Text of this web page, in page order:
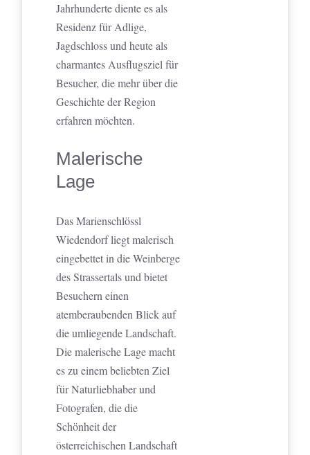
Jahrhunderte diente es als
Residenz für Adlige,
Jagdschloss und heute als
charmantes Ausflugsziel für
Besucher, die mehr über die
Geschichte der Region
erfahren möchten.
Malerische
Lage
Das Marienschlössl
Wiedendorf liegt malerisch
eingebettet in die Weinberge
des Strassertals und bietet
Besuchern einen
atemberaubenden Blick auf
die umliegende Landschaft.
Die malerische Lage macht
es zu einem beliebten Ziel
für Naturliebhaber und
Fotografen, die die
Schönheit der
österreichischen Landschaft